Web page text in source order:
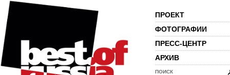
ПРОЕКТ
ФОТОГРАФИИ
ПРЕСС-ЦЕНТР
АРХИВ
ПОИСК